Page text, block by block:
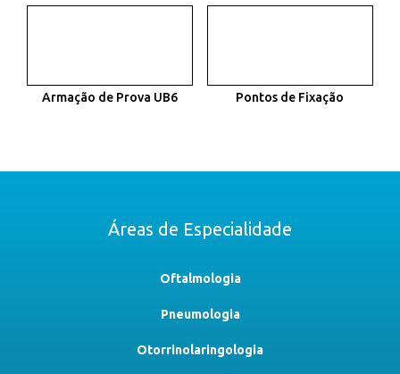
Armação de Prova UB6 Pontos de Fixação
Áreas de Especialidade
Oftalmologia
Pneumologia
Otorrinolaringologia